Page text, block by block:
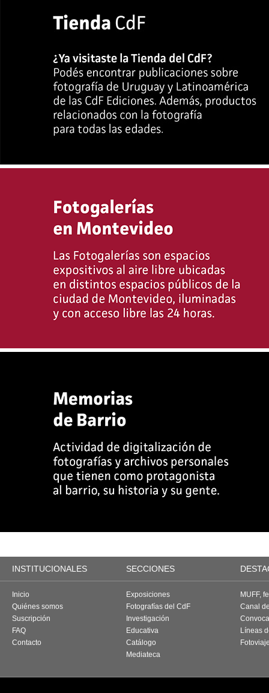
INSTITUCIONALES SECCIONES
Inicio
Quiénes somos
Suscripción
FAQ
Contacto
Exposiciones
Fotografías del CdF
Investigación
Educativa
Catálogo
Mediateca
MUFF,
Canal
Líneas